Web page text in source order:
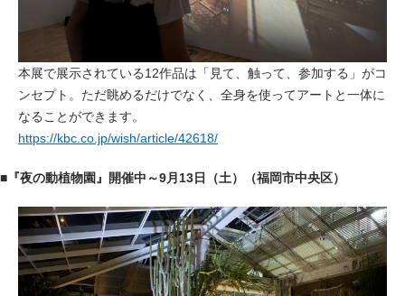
本展で展示されている12作品は「見て、触って、参加する」がコ
ンセプト。ただ眺めるだけでなく、全身を使ってアートと一体に
なることができます。
https://kbc.co.jp/wish/article/42618/
■『夜の動植物園』開催中～9月13日（土）（福岡市中央区）